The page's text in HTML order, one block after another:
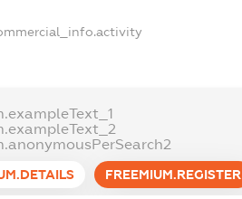
FREEMIUM.REGISTER